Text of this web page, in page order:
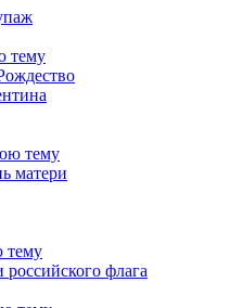
тему
тему
матери
тему
флага